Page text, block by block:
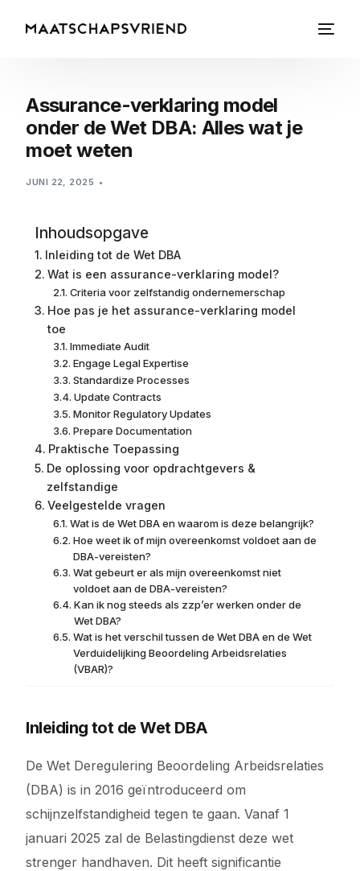
Assurance-verklaring model
onder de Wet DBA: Alles wat je
moet weten
JUNI 22, 2025
Inhoudsopgave
Inleiding tot de Wet DBA
Wat is een assurance-verklaring model?
Criteria voor zelfstandig ondernemerschap
Hoe pas je het assurance-verklaring model
toe
Immediate Audit
Engage Legal Expertise
Standardize Processes
Update Contracts
Monitor Regulatory Updates
Prepare Documentation
Praktische Toepassing
De oplossing voor opdrachtgevers &
zelfstandige
Veelgestelde vragen
Wat is de Wet DBA en waarom is deze belangrijk?
Hoe weet ik of mijn overeenkomst voldoet aan de
DBA-vereisten?
Wat gebeurt er als mijn overeenkomst niet
voldoet aan de DBA-vereisten?
Kan ik nog steeds als zzp’er werken onder de
Wet DBA?
Wat is het verschil tussen de Wet DBA en de Wet
Verduidelijking Beoordeling Arbeidsrelaties
(VBAR)?
Inleiding tot de Wet DBA
De Wet Deregulering Beoordeling Arbeidsrelaties
(DBA) is in 2016 geïntroduceerd om
schijnzelfstandigheid tegen te gaan. Vanaf 1
januari 2025 zal de Belastingdienst deze wet
strenger handhaven. Dit heeft significantie